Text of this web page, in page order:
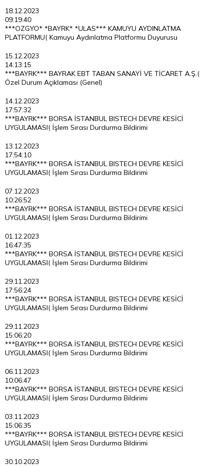
18.12.2023
09:19:40
***OZGYO* *BAYRK* *ULAS*** KAMUYU AYDINLATMA
PLATFORMU( Kamuyu Aydınlatma Platformu Duyurusu
15.12.2023
14:13:15
***BAYRK*** BAYRAK EBT TABAN SANAYİ VE TİCARET A.Ş.(
Özel Durum Açıklaması (Genel)
14.12.2023
17:57:32
***BAYRK*** BORSA İSTANBUL BISTECH DEVRE KESİCİ
UYGULAMASI( İşlem Sırası Durdurma Bildirimi
13.12.2023
17:54:10
***BAYRK*** BORSA İSTANBUL BISTECH DEVRE KESİCİ
UYGULAMASI( İşlem Sırası Durdurma Bildirimi
07.12.2023
10:26:52
***BAYRK*** BORSA İSTANBUL BISTECH DEVRE KESİCİ
UYGULAMASI( İşlem Sırası Durdurma Bildirimi
01.12.2023
16:47:35
***BAYRK*** BORSA İSTANBUL BISTECH DEVRE KESİCİ
UYGULAMASI( İşlem Sırası Durdurma Bildirimi
29.11.2023
17:56:24
***BAYRK*** BORSA İSTANBUL BISTECH DEVRE KESİCİ
UYGULAMASI( İşlem Sırası Durdurma Bildirimi
29.11.2023
15:06:20
***BAYRK*** BORSA İSTANBUL BISTECH DEVRE KESİCİ
UYGULAMASI( İşlem Sırası Durdurma Bildirimi
06.11.2023
10:06:47
***BAYRK*** BORSA İSTANBUL BISTECH DEVRE KESİCİ
UYGULAMASI( İşlem Sırası Durdurma Bildirimi
03.11.2023
15:06:35
***BAYRK*** BORSA İSTANBUL BISTECH DEVRE KESİCİ
UYGULAMASI( İşlem Sırası Durdurma Bildirimi
30.10.2023